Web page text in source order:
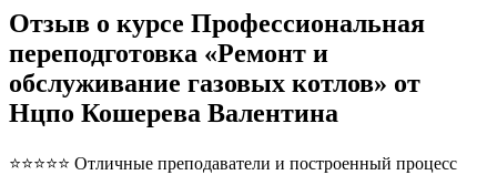
Отзыв о курсе Профессиональная
переподготовка «Ремонт и
обслуживание газовых котлов» от
Нцпо Кошерева Валентина
⭐⭐⭐⭐⭐ Отличные преподаватели и построенный процесс